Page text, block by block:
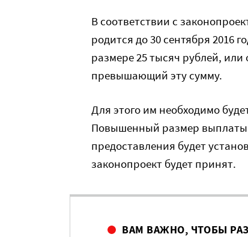
В соответствии с
родится до 30 сентября 2016
размере 25 тысяч рублей, или
превышающий эту сумму.
Для этого им необходимо
Повышенный размер выплаты
предоставления будет
законопроект будет принят.
ВАМ ВАЖНО, ЧТОБЫ